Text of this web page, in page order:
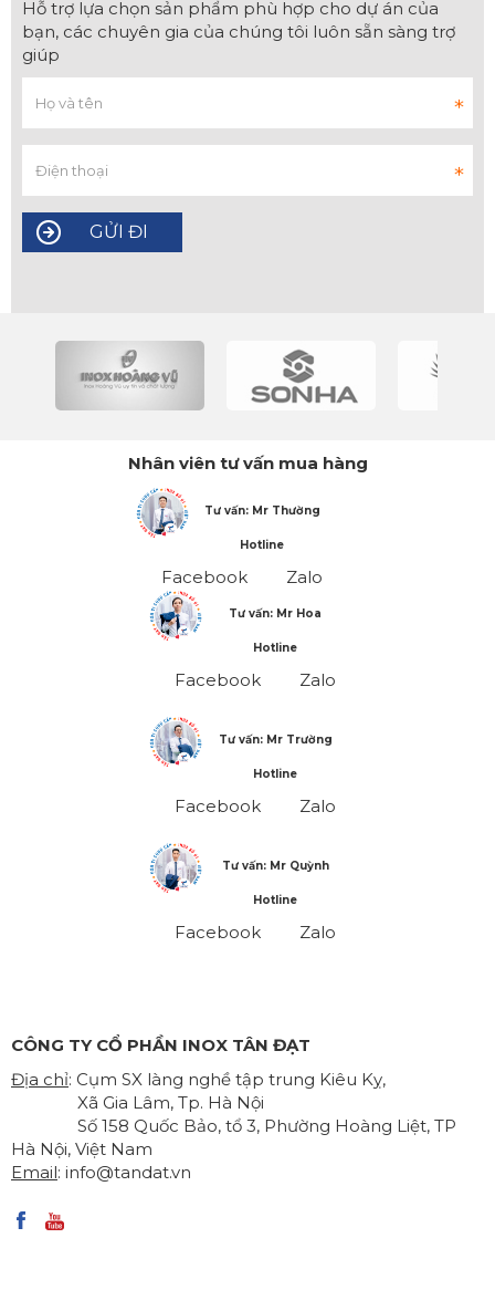
Hỗ trợ lựa chọn sản phẩm phù hợp cho dự án của
bạn, các chuyên gia của chúng tôi luôn sẵn sàng trợ
giúp
Nhân viên tư vấn mua hàng
Tư vấn: Mr Thường
Hotline
Facebook Zalo
Tư vấn: Mr Hoa
Hotline
Facebook Zalo
Tư vấn: Mr Trường
Hotline
Facebook Zalo
Tư vấn: Mr Quỳnh
Hotline
Facebook Zalo
CÔNG TY CỔ PHẦN INOX TÂN ĐẠT
Địa chỉ: Cụm SX làng nghề tập trung Kiêu Kỵ,
Xã Gia Lâm, Tp. Hà Nội
Số 158 Quốc Bảo, tổ 3, Phường Hoàng Liệt, TP
Hà Nội, Việt Nam
Email: info@tandat.vn